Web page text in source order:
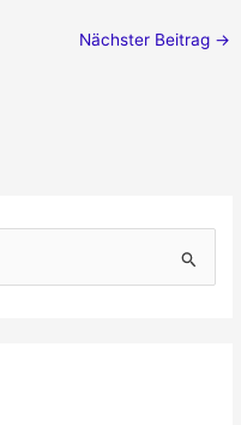
Nächster Beitrag →